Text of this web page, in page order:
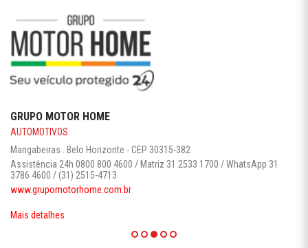
GRUPO MOTOR HOME
AUTOMOTIVOS
Mangabeiras . Belo Horizonte - CEP 30315-382
Assistência 24h 0800 800 4600 / Matriz 31 2533 1700 / WhatsApp 31
3786 4600 / (31) 2515-4713
www.grupomotorhome.com.br
Mais detalhes